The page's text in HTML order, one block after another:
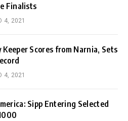
Finalists
4, 2021
Keeper Scores from Narnia, Sets
4, 2021
Sipp Entering Selected